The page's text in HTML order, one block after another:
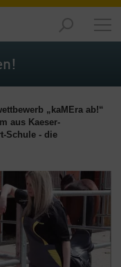
„kaMEra ab!“
aus Kaeser-
Schule - die